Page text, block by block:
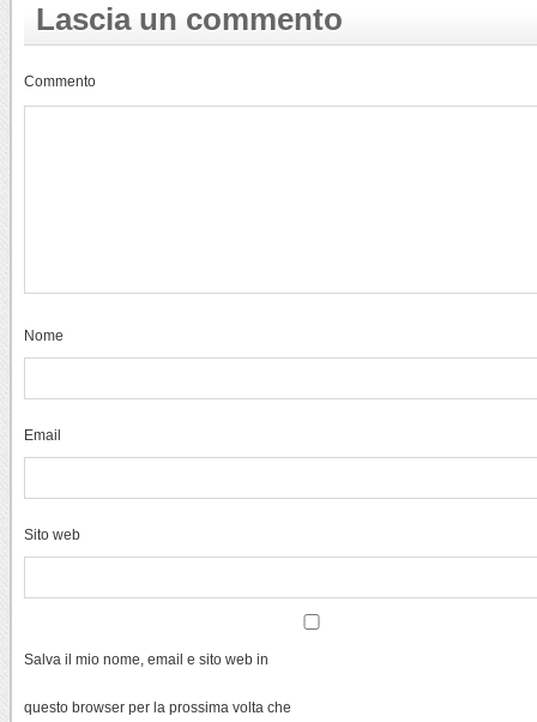
Lascia un commento
Commento
Nome
Email
Sito web
Salva il mio nome, email e sito web in
questo browser per la prossima volta che